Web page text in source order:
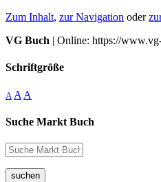
Zum Inhalt, zur Navigation oder
VG Buch | Online: https://
Schriftgröße
A A A
Suche Markt Buch
suchen